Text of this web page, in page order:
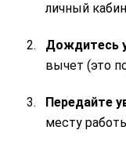
личный
Дождитесь
вычет (это
Передайте
месту